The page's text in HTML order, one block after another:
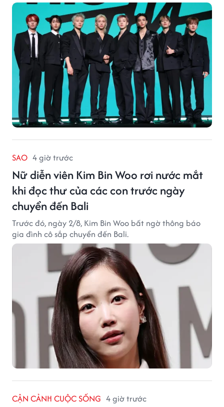
SAO 4 giờ trước
Nữ diễn viên Kim Bin Woo rơi nước mắt
khi đọc thư của các con trước ngày
chuyển đến Bali
Trước đó, ngày 2/8, Kim Bin Woo bất ngờ thông báo
gia đình cô sắp chuyển đến Bali.
CẬN CẢNH CUỘC SỐNG 4 giờ trước